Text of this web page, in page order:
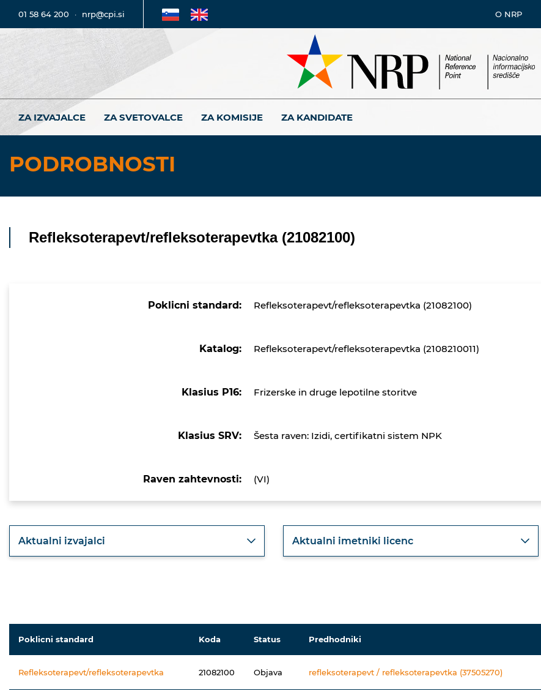
01 58 64 200 · nrp@cpi.si O NRP
ZA IZVAJALCE ZA SVETOVALCE ZA KOMISIJE ZA KANDIDATE
PODROBNOSTI
Refleksoterapevt/refleksoterapevtka (21082100)
Poklicni standard: Refleksoterapevt/refleksoterapevtka (21082100)
Katalog: Refleksoterapevt/refleksoterapevtka (2108210011)
Klasius P16: Frizerske in druge lepotilne storitve
Klasius SRV: Šesta raven: Izidi, certifikatni sistem NPK
Raven zahtevnosti: (VI)
Aktualni izvajalci Aktualni imetniki licenc
Poklicni standard Koda Status Predhodniki
Refleksoterapevt/refleksoterapevtka 21082100 Objava refleksoterapevt / refleksoterapevtka (37505270)